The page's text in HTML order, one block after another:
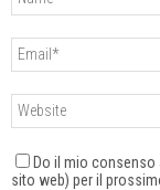
Do il mio consenso
sito web) per il